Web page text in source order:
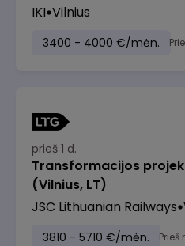
IKI Vilnius
3400 - 4000 €/mėn.
prieš 1 d.
Transformacijos
(Vilnius, LT)
JSC Lithuanian Railways
3810 - 5710 €/mėn.